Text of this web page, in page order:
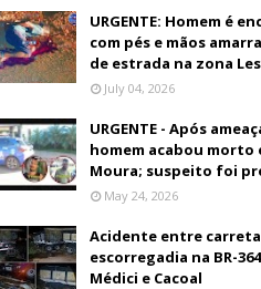
URGENTE: Homem é
com pés e mãos
de estrada na zona
July 04, 2026
URGENTE - Após
homem acabou morto
Moura; suspeito foi
May 24, 2026
Acidente entre
escorregadia na BR-
Médici e Cacoal